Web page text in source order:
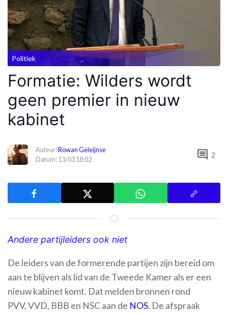
Politiek
Formatie: Wilders wordt
geen premier in nieuw
kabinet
Auteur:Rowan Geleijnse
Datum: 13/03 18:02
comment 2
Andere partijleiders ook niet
De leiders van de formerende partijen zijn bereid om
aan te blijven als lid van de Tweede Kamer als er een
nieuw kabinet komt. Dat melden bronnen rond
PVV, VVD, BBB en NSC aan de NOS. De afspraak